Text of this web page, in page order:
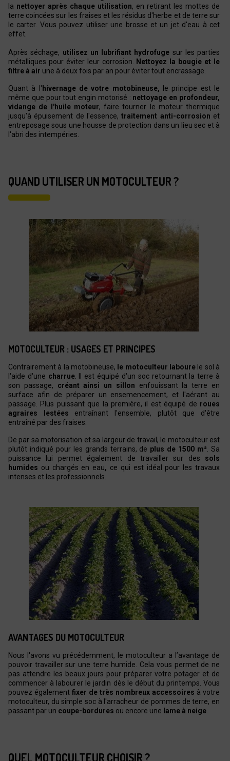
la nettoyer après chaque utilisation, en retirant les mottes de
terre coincées sur les fraises et les résidus d'herbe et de terre sur
le carter. Vous pouvez utiliser une brosse et un jet d'eau à cet
effet.
Après séchage, utilisez un lubrifiant hydrofuge sur les parties
métalliques pour éviter leur corrosion. Nettoyez la bougie et le
filtre à air une à deux fois par an pour éviter tout encrassage.
Quant à l'hivernage de votre motobineuse, le principe est le
même que pour tout engin motorisé : nettoyage en profondeur,
vidange de l'huile moteur, faire tourner le moteur thermique
jusqu'à épuisement de l'essence,traitement anti-corrosion et
entreposage sous une housse de protection dans un lieu sec et à
l'abri des intempéries.
QUAND UTILISER UN MOTOCULTEUR ?
MOTOCULTEUR : USAGES ET PRINCIPES
Contrairement à la motobineuse, le motoculteur laboure le sol à
l'aide d'une charrue. Il est équipé d'un soc retournant la terre à
son passage, créant ainsi un sillon enfouissant la terre en
surface afin de préparer un ensemencement, et l'aérant au
passage. Plus puissant que la première, il est équipé de roues
agraires lestées entraînant l'ensemble, plutôt que d'être
entraîné par des fraises.
De par sa motorisation et sa largeur de travail, le motoculteur est
plutôt indiqué pour les grands terrains, de plus de 1500 m². Sa
puissance lui permet également de travailler sur des sols
humides ou chargés en eau, ce qui est idéal pour les travaux
intenses et les professionnels.
AVANTAGES DU MOTOCULTEUR
Nous l'avons vu précédemment, le motoculteur a l’avantage de
pouvoir travailler sur une terre humide. Cela vous permet de ne
pas attendre les beaux jours pour préparer votre potager et de
commencer à labourer le jardin dès le début du printemps. Vous
pouvez également fixer de très nombreux accessoires à votre
motoculteur, du simple soc à l'arracheur de pommes de terre, en
passant par un coupe-bordures ou encore une lame à neige
QUEL MOTOCULTEUR CHOISIR ?